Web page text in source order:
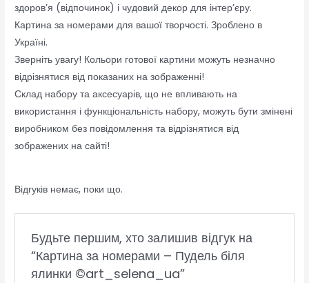
здоров’я (відпочинок) і чудовий декор для інтер’єру.
Картина за номерами для вашої творчості. Зроблено в
Україні.
Зверніть увагу! Кольори готової картини можуть незначно
відрізнятися від показаних на зображенні!
Склад набору та аксесуарів, що не впливають на
використання і функціональність набору, можуть бути змінені
виробником без повідомлення та відрізнятися від
зображених на сайті!
Відгуків немає, поки що.
Будьте першим, хто залишив відгук на
“Картина за номерами – Пудель біля
ялинки ©art_selena_ua”